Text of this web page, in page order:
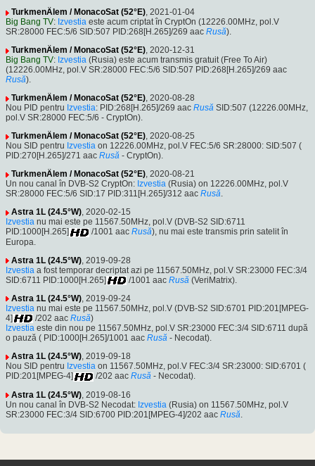
TurkmenÄlem / MonacoSat (52°E), 2021-01-04
Big Bang TV: Izvestia este acum criptat în CryptOn (12226.00MHz, pol.V
SR:28000 FEC:5/6 SID:507 PID:268[H.265]/269 aac Rusă).
TurkmenÄlem / MonacoSat (52°E), 2020-12-31
Big Bang TV: Izvestia (Rusia) este acum transmis gratuit (Free To Air)
(12226.00MHz, pol.V SR:28000 FEC:5/6 SID:507 PID:268[H.265]/269 aac
Rusă).
TurkmenÄlem / MonacoSat (52°E), 2020-08-28
Nou PID pentru Izvestia: PID:268[H.265]/269 aac Rusă SID:507 (12226.00MHz,
pol.V SR:28000 FEC:5/6 - CryptOn).
TurkmenÄlem / MonacoSat (52°E), 2020-08-25
Nou SID pentru Izvestia on 12226.00MHz, pol.V FEC:5/6 SR:28000: SID:507 (
PID:270[H.265]/271 aac Rusă - CryptOn).
TurkmenÄlem / MonacoSat (52°E), 2020-08-21
Un nou canal în DVB-S2 CryptOn: Izvestia (Rusia) on 12226.00MHz, pol.V
SR:28000 FEC:5/6 SID:17 PID:311[H.265]/312 aac Rusă.
Astra 1L (24.5°W), 2020-02-15
Izvestia nu mai este pe 11567.50MHz, pol.V (DVB-S2 SID:6711
PID:1000[H.265]
/1001 aac Rusă), nu mai este transmis prin satelit în
Europa.
Astra 1L (24.5°W) , 2019-09-28
Izvestia a fost temporar decriptat azi pe 11567.50MHz, pol.V SR:23000 FEC:3/4
SID:6711 PID:1000[H.265]
/1001 aac Rusă (VeriMatrix).
Astra 1L (24.5°W), 2019-09-24
Izvestia nu mai este pe 11567.50MHz, pol.V (DVB-S2 SID:6701 PID:201[MPEG-
4]
/202 aac Rusă)
Izvestia este din nou pe 11567.50MHz, pol.V SR:23000 FEC:3/4 SID:6711 după
o pauză ( PID:1000[H.265]/1001 aac Rusă - Necodat).
Astra 1L (24.5°W), 2019-09-18
Nou SID pentru Izvestia on 11567.50MHz, pol.V FEC:3/4 SR:23000: SID:6701 (
PID:201[MPEG-4]
/202 aac Rusă - Necodat).
Astra 1L (24.5°W) , 2019-08-16
Un nou canal în DVB-S2 Necodat: Izvestia (Rusia) on 11567.50MHz, pol.V
SR:23000 FEC:3/4 SID:6700 PID:201[MPEG-4]/202 aac Rusă